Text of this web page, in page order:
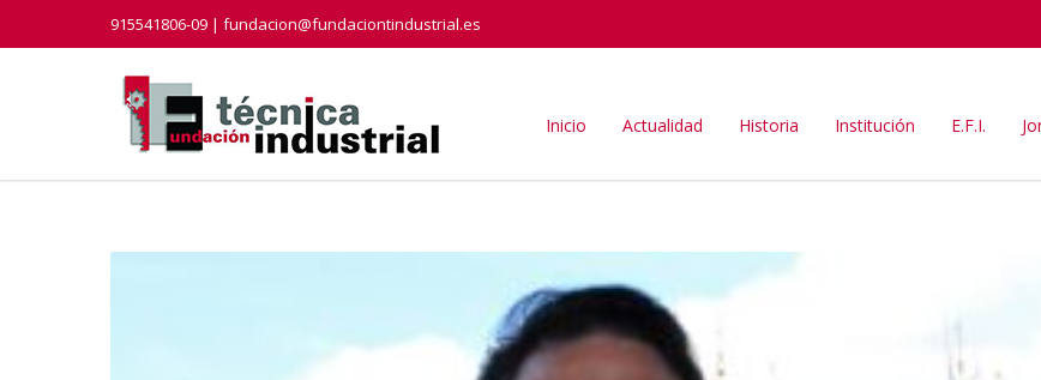
915541806-09 | fundacion@fundaciontindustrial.es
Inicio Actualidad Historia Institución E.F.I.